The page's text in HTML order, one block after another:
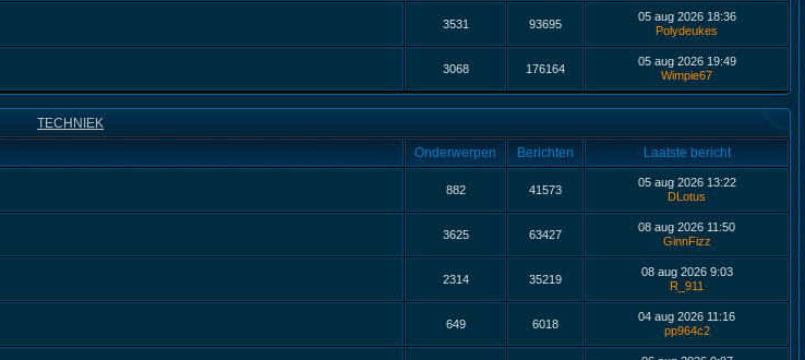
3531 93695
05 aug 2026 18:36
Polydeukes
3068 176164
05 aug 2026 19:49
Wimpie67
TECHNIEK
Onderwerpen Berichten
Laatste bericht
882 41573
05 aug 2026 13:22
DLotus
3625 63427
08 aug 2026 11:50
GinnFizz
2314 35219
08 aug 2026 9:03
R_911
649 6018
04 aug 2026 11:16
pp964c2